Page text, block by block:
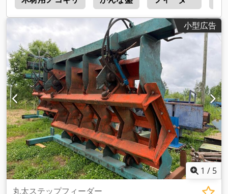
小型広告
1 / 5
丸太ステップフィーダー